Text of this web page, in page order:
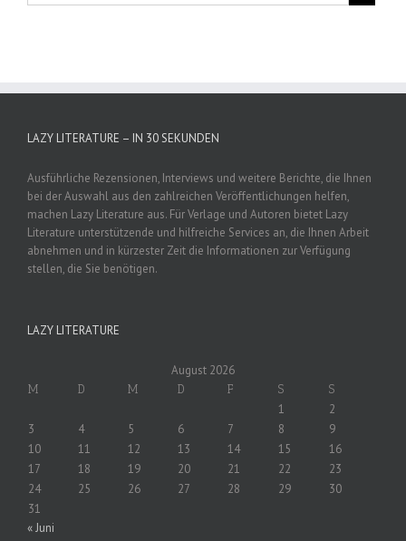
LAZY LITERATURE – IN 30 SEKUNDEN
Ausführliche Rezensionen, Interviews und weitere Berichte, die Ihnen
bei der Auswahl aus den zahlreichen Veröffentlichungen helfen,
machen Lazy Literature aus. Für Verlage und Autoren bietet Lazy
Literature unterstützende und hilfreiche Services an, die Ihnen Arbeit
abnehmen und in kürzester Zeit die Informationen zur Verfügung
stellen, die Sie benötigen.
LAZY LITERATURE
August 2026
M D M D F S S
1
2
3
4 5 6 7 8
9
10
11 12 13 14 15
16
17
18 19 20 21 22
23
24
25 26 27 28 29
30
31
« Juni